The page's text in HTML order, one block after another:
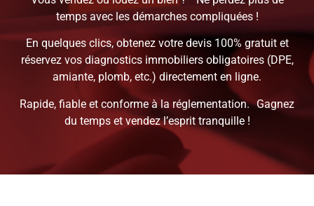
temps avec les démarches compliquées !
En quelques clics, obtenez votre devis 100% gratuit et
réservez vos diagnostics immobiliers obligatoires (DPE,
amiante, plomb, etc.) directement en ligne.
Rapide, fiable et conforme à la réglementation. Gagnez
du temps et vendez l’esprit tranquille !